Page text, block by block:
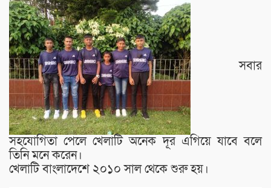
সবার
সহযোগিতা পেলে খেলাটি অনেক দূর এগিয়ে যাবে বলে
তিনি মনে করেন।
খেলাটি বাংলাদেশে ২০১০ সাল থেকে শুরু হয়।